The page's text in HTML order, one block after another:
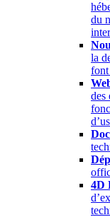
du
la
font
des
4D